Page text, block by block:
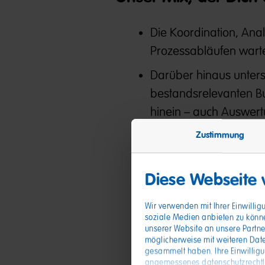
Zustimmung
Diese
Wir verwenden mit Ihrer
soziale Medien anbieten zu
unserer Website an unsere
möglicherweise mit weiteren
gesammelt haben. Ihre
angemessenes
Die Koordination,
Prozessabläufen
Darüber hinaus
bestandsrelevanten
hinein – auch
Du übernimmst die
WMS-System ans
Auch die
Und auch
bereitest